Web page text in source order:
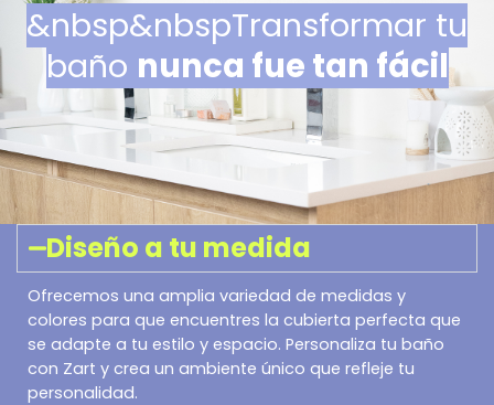
&nbsp&nbspTransformar tu
baño nunca fue tan fácil
Diseño a tu medida
Ofrecemos una amplia variedad de medidas y
colores para que encuentres la cubierta perfecta que
se adapte a tu estilo y espacio. Personaliza tu baño
con Zart y crea un ambiente único que refleje tu
personalidad.